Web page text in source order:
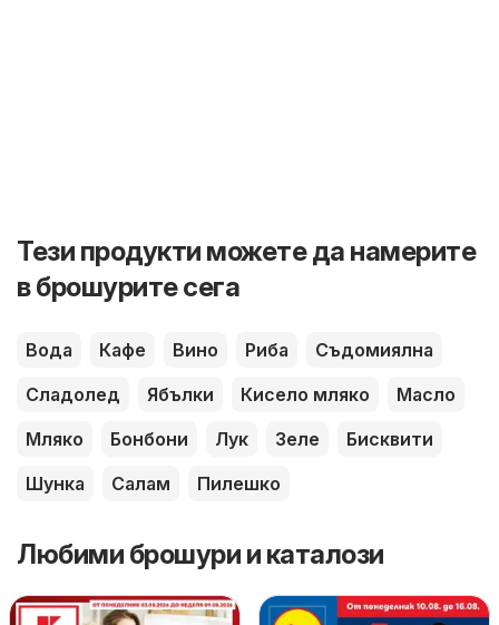
Тези продукти можете да намерите
в брошурите сега
Вода Кафе Вино Риба
Съдомиялна
Сладолед
Ябълки Кисело мляко
Масло
Мляко
Бонбони Лук Зеле
Бисквити
Шунка
Салам Пилешко
Любими брошури и каталози